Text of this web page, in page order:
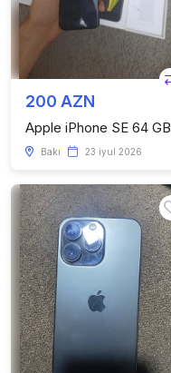
200 AZN
Apple iPhone SE 64 GB
Bakı 23 iyul 2026